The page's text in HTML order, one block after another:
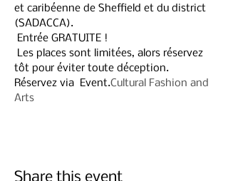
et caribéenne de Sheffield et du district
(SADACCA).
Entrée GRATUITE !
tôt pour éviter toute déception.
Réservez via
Event.Cultural Fashion and
Arts